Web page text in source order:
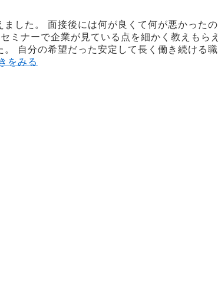
した。 面接後には何が良くて何が悪かったの
ミナーで企業が見ている点を細かく教えもらえ
自分の希望だった安定して長く働き続ける職
をみる